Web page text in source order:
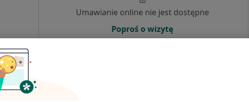
OTTICA Indywidualna Specjalistyczna Praktyka Lekarska Monika Sozańska
300 zł
Umawianie online nie jest dostępne
Poproś o wizytę